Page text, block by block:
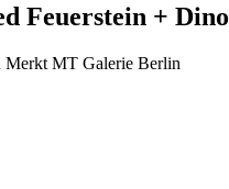
Feuerstein + Dino